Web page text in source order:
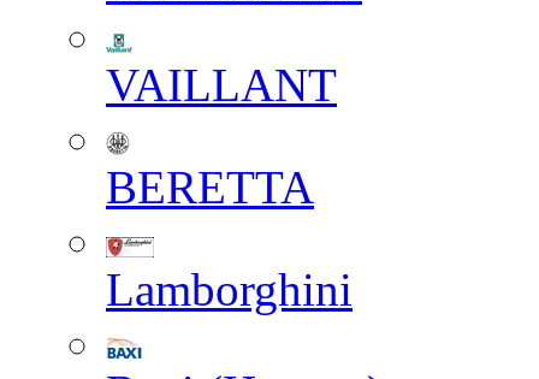
VAILLANT
BERETTA
Lamborghini